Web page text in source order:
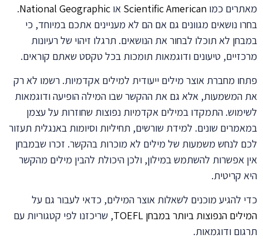
מאתרים כמו Scientific Americanאו National Geographic
.
בחרו נושאים מגוונים גם אם הם לא מעניינים אתכם במיוחד, כי
במבחן לא תוכלו לבחור את הנושאים. תרגלו זיהוי של רעיונות
מרכזיים, טיעונים ודוגמאות תומכות בכל טקסט שאתם קוראים.
פתחו מחברת אוצר מילים ייעודית למילים אקדמיות. רשמו לא רק
את המשמעות, אלא גם את ההקשר שבו המילה הופיעה ודוגמאות
לשימוש. התמקדו במילים אקדמיות נפוצות שחוזרות על עצמן
במאמרים שונים. למידת שורשים, תחיליות וסיומות באנגלית תעזור
לכם לנחש משמעות של מילים לא מוכרות בהקשר. זכרו שבמבחן
אין אפשרות להשתמש במילון, ולכן היכולת להבין מילים מהקשר
היא קריטית.
כדי להגיע מוכנים לשאלות אוצר המילים, כדאי לעבור גם על
המילים הנפוצות ביותר במבחן TOEFL
, שריכזנו לפי קטגוריות עם
תרגום ודוגמאות.